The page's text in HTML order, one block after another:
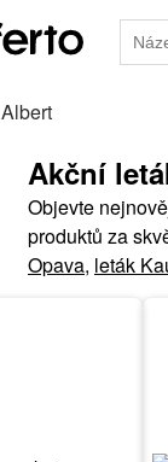
Albert
Akční
Objevte
produktů za
Opava, leták